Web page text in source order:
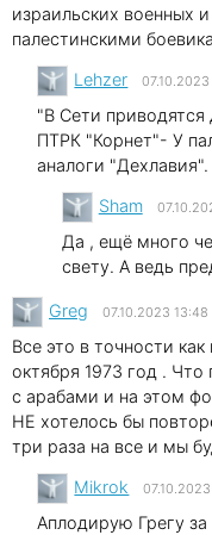
израильских военных
палестинскими
Lehzer
"В Сети приводятся
ПТРК "Корнет"- У
аналоги "Дехлавия".
Sham
Да , ещё много
свету. А ведь
Greg 07.10.2023 13:48
Все это в точности
октября 1973 год .
с арабами и на этом
НЕ хотелось бы
три раза на все и мы
Mikrok
Аплодирую Грегу за